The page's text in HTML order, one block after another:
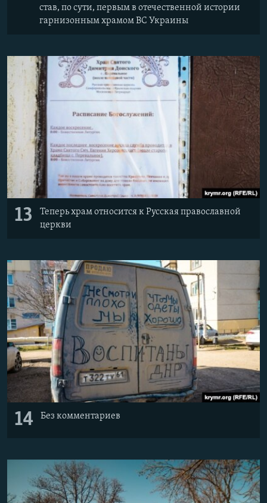
став, по сути, первым в отечественной истории
гарнизонным храмом ВС Украины
13
Теперь храм относится к Русская православной
церкви
14 Без комментариев